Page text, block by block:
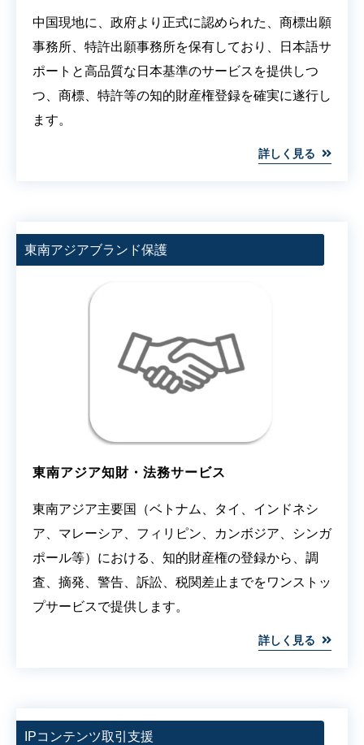
中国現地に、政府より正式に認められた、商標出願
事務所、特許出願事務所を保有しており、日本語サ
ポートと高品質な日本基準のサービスを提供しつ
つ、商標、特許等の知的財産権登録を確実に遂行し
ます。
詳しく見る
商標、特許登録を一手におまかせ
商標、特許登録を一手におまかせ
東南アジアブランド保護
東南アジア知財・法務サービス
東南アジア主要国（ベトナム、タイ、インドネシ
ア、マレーシア、フィリピン、カンボジア、シンガ
ポール等）における、知的財産権の登録から、調
査、摘発、警告、訴訟、税関差止までをワンストッ
プサービスで提供します。
詳しく見る
IPコンテンツ取引支援